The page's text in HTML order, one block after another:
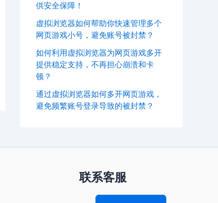
供安全保障！
虚拟浏览器如何帮助你快速管理多个
网页游戏小号，避免账号被封禁？
如何利用虚拟浏览器为网页游戏多开
提供稳定支持，不再担心崩溃和卡
顿？
通过虚拟浏览器如何多开网页游戏，
避免频繁账号登录导致的被封禁？
联系客服